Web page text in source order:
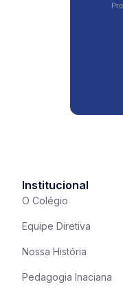
Institucional
O Colégio
Equipe Diretiva
Nossa História
Pedagogia Inaciana